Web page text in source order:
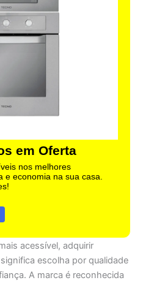
em Oferta
nos melhores
e economia na sua casa.
acessível, adquirir
escolha por qualidade
A marca é reconhecida